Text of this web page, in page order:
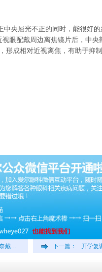
中央屈光不正的同时，能很好
眼配戴周边离焦镜片后，中央
形成相对近视离焦，有助于抑
戴… 下一篇： 开学复